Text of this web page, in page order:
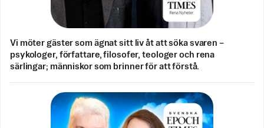
Vi möter gäster som ägnat sitt liv åt att söka svaren –
psykologer, författare, filosofer, teologer och rena
särlingar; människor som brinner för att förstå.